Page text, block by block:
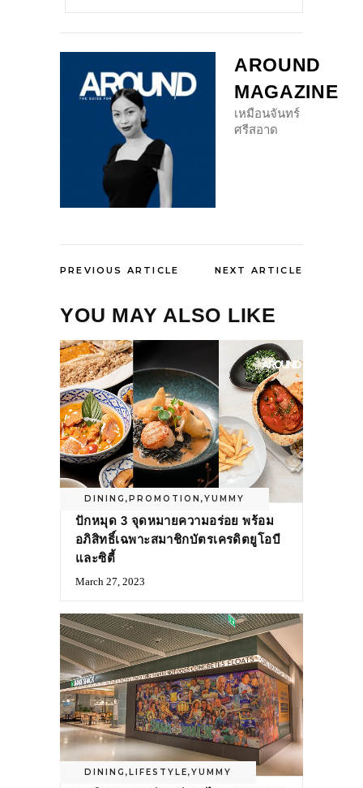
AROUND
MAGAZINE
เหมือนจันทร์
ศรีสอาด
PREVIOUS ARTICLE NEXT ARTICLE
YOU MAY ALSO LIKE
DINING , PROMOTION ,YUMMY
ปักหมุด 3 จุดหมายความอร่อย พร้อม
อภิสิทธิ์เฉพาะสมาชิกบัตรเครดิตยูโอบี
และซิตี้
March 27, 2023
DINING , LIFESTYLE,YUMMY